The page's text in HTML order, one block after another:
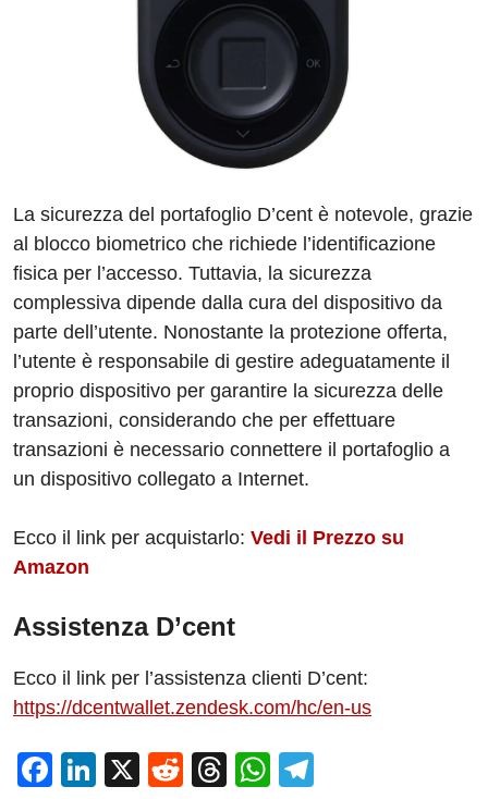
La sicurezza del portafoglio D’cent è notevole, grazie
al blocco biometrico che richiede l’identificazione
fisica per l’accesso. Tuttavia, la sicurezza
complessiva dipende dalla cura del dispositivo da
parte dell’utente. Nonostante la protezione offerta,
l’utente è responsabile di gestire adeguatamente il
proprio dispositivo per garantire la sicurezza delle
transazioni, considerando che per effettuare
transazioni è necessario connettere il portafoglio a
un dispositivo collegato a Internet.
Ecco il link per acquistarlo: Vedi il Prezzo su
Amazon
Assistenza D’cent
Ecco il link per l’assistenza clienti D’cent:
https://dcentwallet.zendesk.com/hc/en-us
F
Li
X
R
T
W